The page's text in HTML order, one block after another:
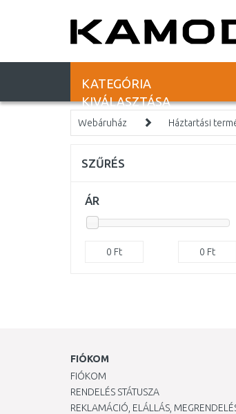
KATEGÓRIA
KIVÁLASZTÁSA
Webáruház Háztartási
SZŰRÉS
ÁR
0 Ft 0 Ft
FIÓKOM
FIÓKOM
RENDELÉS STÁTUSZA
REKLAMÁCIÓ, ELÁLLÁS,